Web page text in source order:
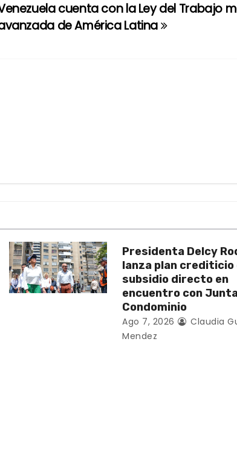
cuenta con la Ley del Trabajo
de América Latina
Presidenta Delcy
lanza plan crediticio
subsidio directo en
encuentro con
Condominio
Ago 7, 2026
Claudia
Mendez